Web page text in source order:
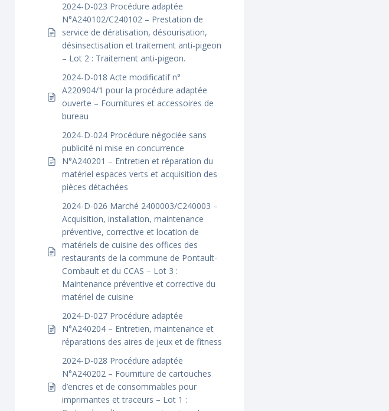
2024-D-023 Procédure adaptée
N°A240102/C240102 – Prestation de
service de dératisation, désourisation,
désinsectisation et traitement anti-pigeon
– Lot 2 : Traitement anti-pigeon.
2024-D-018 Acte modificatif n°
A220904/1 pour la procédure adaptée
ouverte – Fournitures et accessoires de
bureau
2024-D-024 Procédure négociée sans
publicité ni mise en concurrence
N°A240201 – Entretien et réparation du
matériel espaces verts et acquisition des
pièces détachées
2024-D-026 Marché 2400003/C240003 –
Acquisition, installation, maintenance
préventive, corrective et location de
matériels de cuisine des offices des
restaurants de la commune de Pontault-
Combault et du CCAS – Lot 3 :
Maintenance préventive et corrective du
matériel de cuisine
2024-D-027 Procédure adaptée
N°A240204 – Entretien, maintenance et
réparations des aires de jeux et de fitness
2024-D-028 Procédure adaptée
N°A240202 – Fourniture de cartouches
d’encres et de consommables pour
imprimantes et traceurs – Lot 1 :